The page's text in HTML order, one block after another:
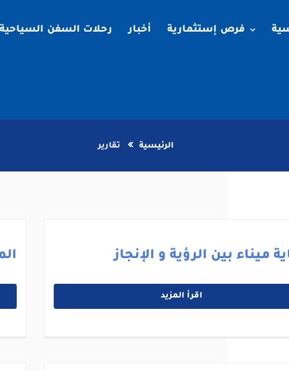
فرص إستثمارية أخبار رحلات السفن السياحية
الرئيسية تقارير
ميناء بين الرؤية و الإنجاز
اقرأ المزيد